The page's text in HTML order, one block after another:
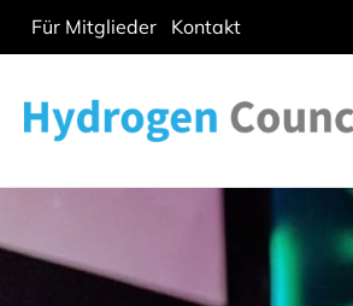
Für Mitglieder Kontakt